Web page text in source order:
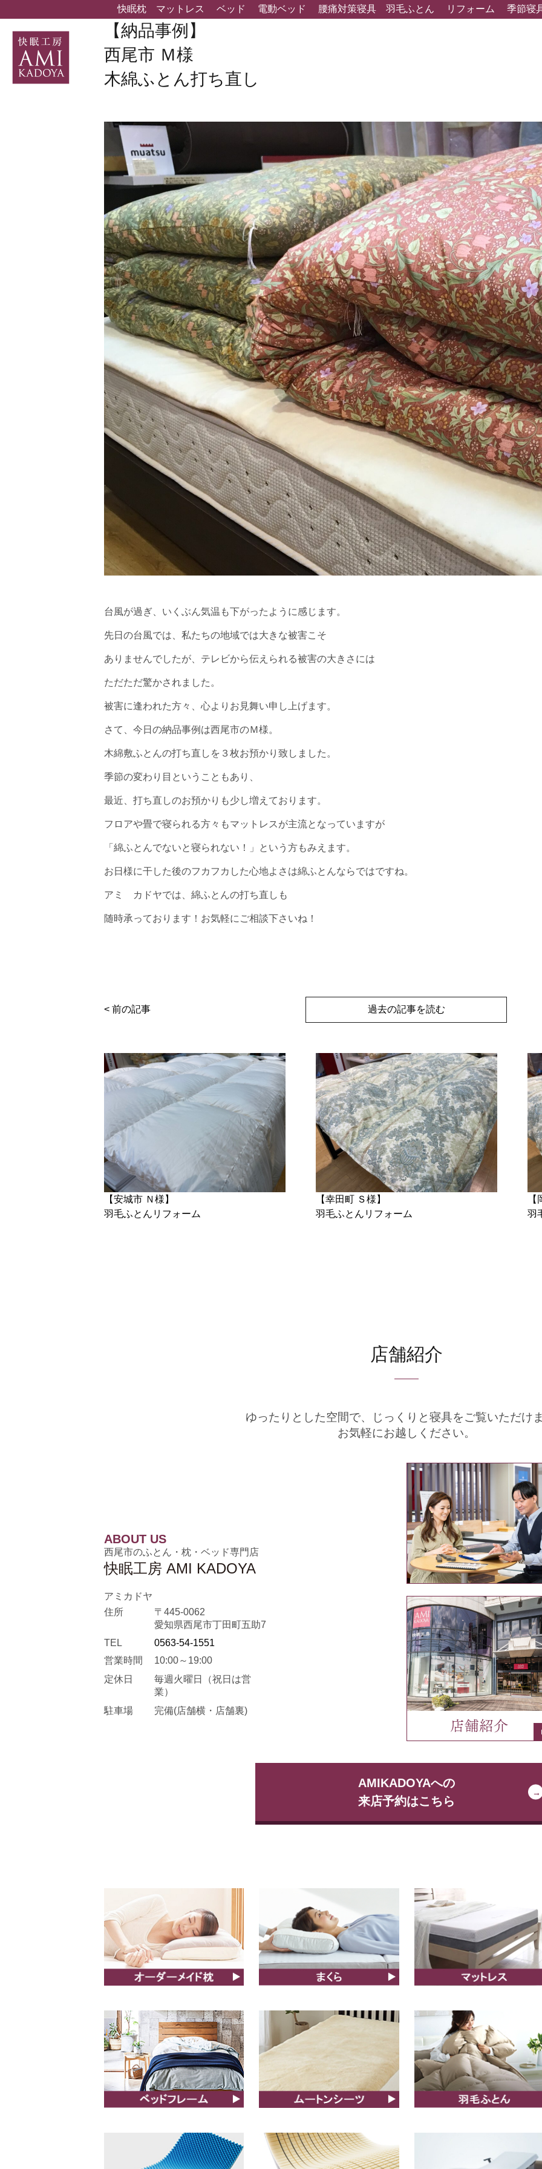
快眠枕 マットレス ベッド 電動ベッド 腰痛対策寝具 羽毛ふとん リフォーム 季節寝
【納品事例】
西尾市 Ｍ様
木綿ふとん打ち直し
台風が過ぎ、いくぶん気温も下がったように感じます。
先日の台風では、私たちの地域では大きな被害こそ
ありませんでしたが、テレビから伝えられる被害の大きさには
ただただ驚かされました。
被害に逢われた方々、心よりお見舞い申し上げます。
さて、今日の納品事例は西尾市のＭ様。
木綿敷ふとんの打ち直しを３枚お預かり致しました。
季節の変わり目ということもあり、
最近、打ち直しのお預かりも少し増えております。
フロアや畳で寝られる方々もマットレスが主流となっていますが
「綿ふとんでないと寝られない！」という方もみえます。
お日様に干した後のフカフカした心地よさは綿ふとんならではですね。
アミ カドヤでは、綿ふとんの打ち直しも
随時承っております！お気軽にご相談下さいね！
< 前の記事 過去の記事を読む
【安城市 Ｎ様】
羽毛ふとんリフォーム
【幸田町 Ｓ様】
羽毛ふとんリフォーム
羽
店舗紹介
ゆったりとした空間で、
じっくりと寝具をご覧いただけ
お気軽にお越しください。
ABOUT US
西尾市のふとん・枕・ベッド専門店
快眠工房 AMI KADOYA
アミカドヤ
住所
〒445-0062
愛知県西尾市丁田町五助7
TEL
0563-54-1551
営業時間
10:00～19:00
定休日
毎週火曜日
（祝日は営
業）
駐車場
完備(店舗横・店舗裏)
AMIKADOYAへの
来店予約はこちら